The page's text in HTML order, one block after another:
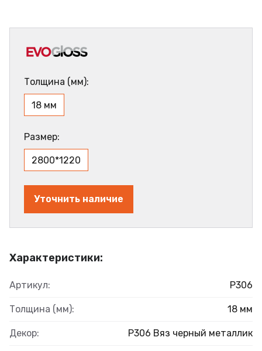
Характеристики:
Артикул: Р306
Толщина (мм): 18 мм
Декор: Р306 Вяз черный металлик
Толщина (мм):
18 мм
Размер:
2800*1220
Уточнить наличие